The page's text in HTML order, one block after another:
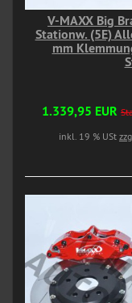
V-MAXX Big
Stationw. (5E)
mm
1.339,95 EUR
inkl. 19 % USt